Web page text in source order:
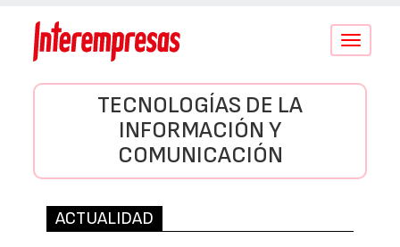
Conmutar
TECNOLOGÍAS DE LA
INFORMACIÓN Y
COMUNICACIÓN
ACTUALIDAD